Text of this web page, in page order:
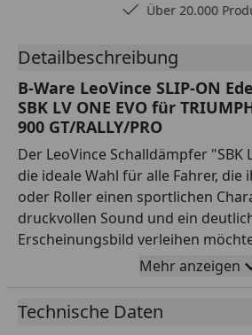
Über 20.000
Detailbeschreibung
B-Ware LeoVince SLIP-ON
SBK LV ONE EVO für
900 GT/RALLY/PRO
Der LeoVince Schalldämpfer "SBK
die ideale Wahl für alle Fahrer,
oder Roller einen sportlichen
druckvollen Sound und ein
Erscheinungsbild verleihen
"SBK LV One EVO II" steht für die
und eine markante Optik, die jedes
aufwertet und sich von der Serie
Mehr anzeigen
Technische Daten